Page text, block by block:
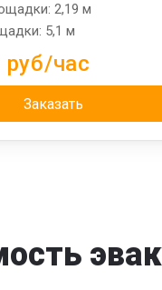
2,19 м
5,1 м
час
Заказать